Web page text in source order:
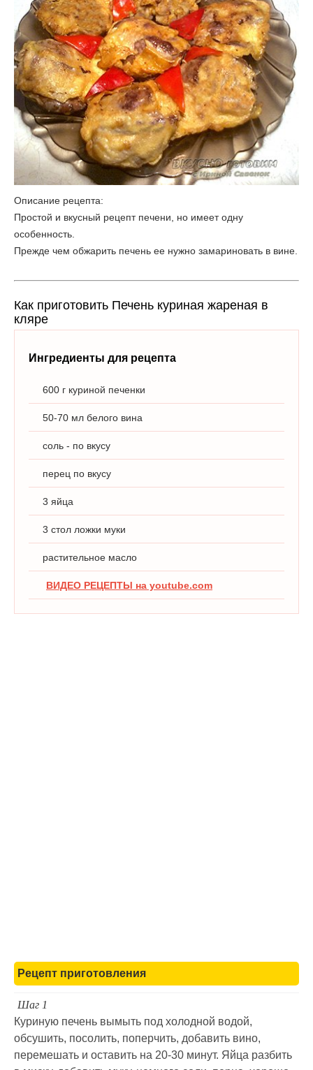
Описание рецепта:
Простой и вкусный рецепт печени, но имеет одну
особенность.
Прежде чем обжарить печень ее нужно замариновать в вине.
Как приготовить Печень куриная жареная в
кляре
Ингредиенты для рецепта
600 г куриной печенки
50-70 мл белого вина
соль - по вкусу
перец по вкусу
3 яйца
3 стол ложки муки
растительное масло
ВИДЕО РЕЦЕПТЫ на youtube.com
Рецепт приготовления
Шаг 1
Куриную печень вымыть под холодной водой,
обсушить, посолить, поперчить, добавить вино,
перемешать и оставить на 20-30 минут. Яйца разбить